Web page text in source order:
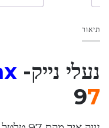
תיאור
נעלי נייק-
97